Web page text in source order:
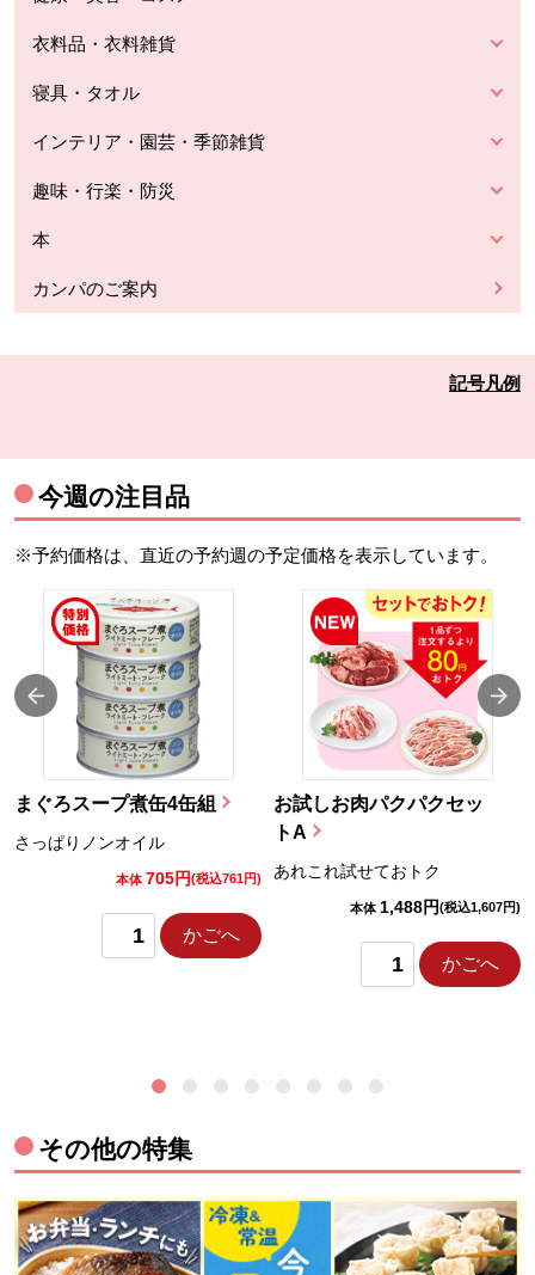
衣料品・衣料雑貨
寝具・タオル
インテリア・園芸・季節雑貨
趣味・行楽・防災
本
カンパのご案内
記号凡例
今週の注目品
※予約価格は、直近の予約週の予定価格を表示しています。
まぐろスープ煮缶4缶組
さっぱりノンオイル
本体 705円(税込761円)
かごへ
お試しお肉パクパクセッ
トA
あれこれ試せておトク
本体 1,488円(税込1,607円)
かごへ
その他の特集